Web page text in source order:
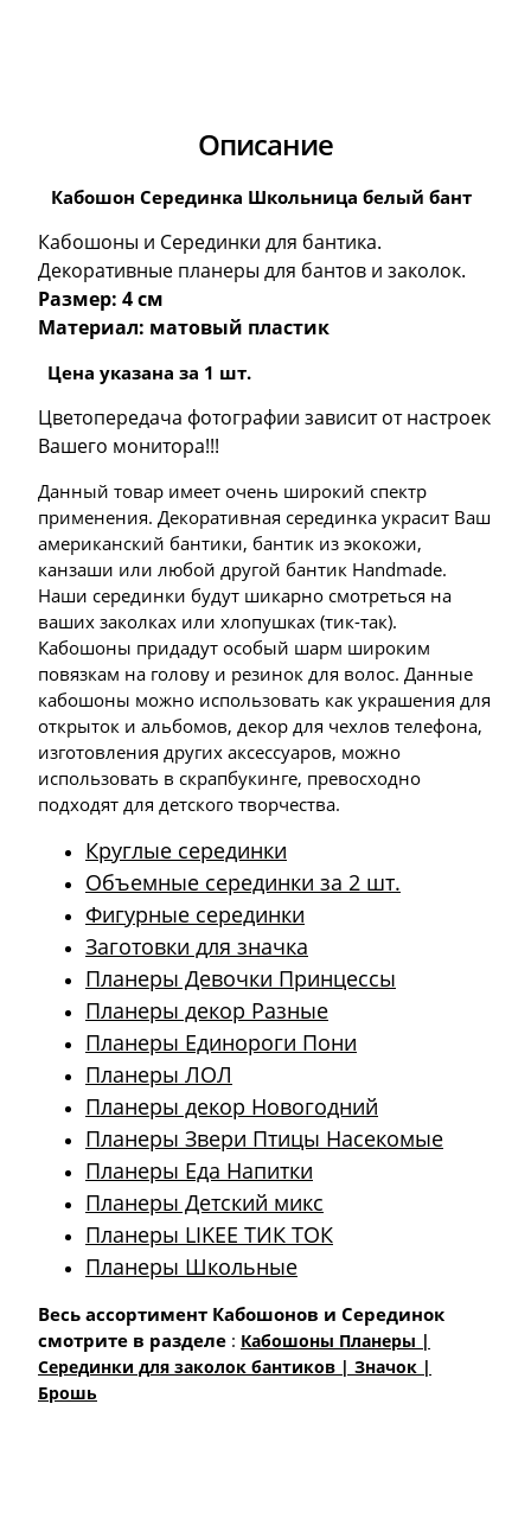
Описание
Кабошон Серединка Школьница белый бант
Кабошоны и Серединки для бантика.
Декоративные планеры для бантов и заколок.
Размер: 4 см
Материал: матовый пластик
Цена указана за 1 шт.
Цветопередача фотографии зависит от настроек
Вашего монитора!!!
Данный товар имеет очень широкий спектр
применения. Декоративная серединка украсит Ваш
американский бантики, бантик из экокожи,
канзаши или любой другой бантик Handmade.
Наши серединки будут шикарно смотреться на
ваших заколках или хлопушках (тик-так).
Кабошоны придадут особый шарм широким
повязкам на голову и резинок для волос. Данные
кабошоны можно использовать как украшения для
открыток и альбомов, декор для чехлов телефона,
изготовления других аксессуаров, можно
использовать в скрапбукинге, превосходно
подходят для детского творчества.
Круглые серединки
Объемные серединки за 2 шт.
Фигурные серединки
Заготовки для значка
Планеры Девочки Принцессы
Планеры декор Разные
Планеры Единороги Пони
Планеры ЛОЛ
Планеры декор Новогодний
Планеры Звери Птицы Насекомые
Планеры Еда Напитки
Планеры Детский микс
Планеры LIKEE ТИК ТОК
Планеры Школьные
Весь ассортимент Кабошонов и Серединок
смотрите в разделе : Кабошоны Планеры |
Cерединки для заколок бантиков | Значок |
Брошь